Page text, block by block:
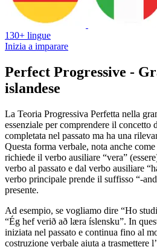
130+ lingue
Inizia a imparare
Perfect Progressive -
islandese
La Teoria Progressiva Perfetta nella
essenziale per comprendere il concetto
completata nel passato ma ha una
Questa forma verbale, nota anche
richiede il verbo ausiliare “vera”
verbo al passato e dal verbo ausiliare
verbo principale prende il suffisso “-
presente.
Ad esempio, se vogliamo dire “Ho
“Ég hef verið að læra íslensku”. In
iniziata nel passato e continua fino al
costruzione verbale aiuta a trasmettere